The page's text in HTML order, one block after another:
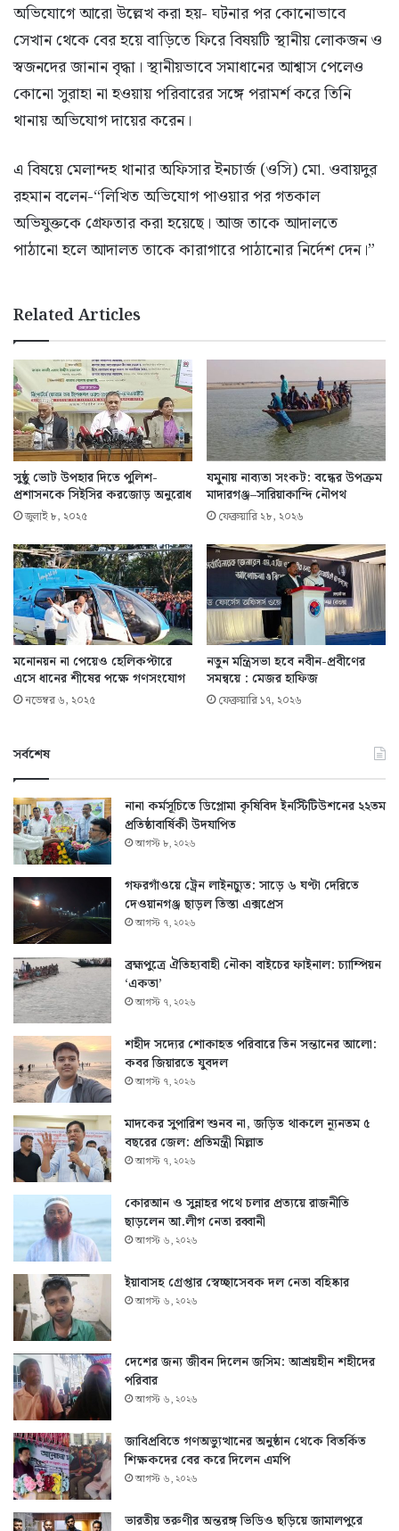
অভিযোগে আরো উল্লেখ করা হয়- ঘটনার পর কোনোভাবে
সেখান থেকে বের হয়ে বাড়িতে ফিরে বিষয়টি স্থানীয় লোকজন ও
স্বজনদের জানান বৃদ্ধা। স্থানীয়ভাবে সমাধানের আশ্বাস পেলেও
কোনো সুরাহা না হওয়ায় পরিবারের সঙ্গে পরামর্শ করে তিনি
থানায় অভিযোগ দায়ের করেন।
এ বিষয়ে মেলান্দহ থানার অফিসার ইনচার্জ (ওসি) মো. ওবায়দুর
রহমান বলেন-“লিখিত অভিযোগ পাওয়ার পর গতকাল
অভিযুক্তকে গ্রেফতার করা হয়েছে। আজ তাকে আদালতে
পাঠানো হলে আদালত তাকে কারাগারে পাঠানোর নির্দেশ দেন।”
Related Articles
সুষ্ঠু ভোট উপহার দিতে পুলিশ-
প্রশাসনকে সিইসির করজোড় অনুরোধ
জুলাই ৮, ২০২৫
যমুনায় নাব্যতা সংকট: বন্ধের উপক্রম
মাদারগঞ্জ–সারিয়াকান্দি নৌপথ
ফেব্রুয়ারি ২৮, ২০২৬
মনোনয়ন না পেয়েও হেলিকপ্টারে
এসে ধানের শীষের পক্ষে গণসংযোগ
নভেম্বর ৬, ২০২৫
নতুন মন্ত্রিসভা হবে নবীন-প্রবীণের
সমন্বয়ে : মেজর হাফিজ
ফেব্রুয়ারি ১৭, ২০২৬
সর্বশেষ
নানা কর্মসূচিতে ডিপ্লোমা কৃষিবিদ ইনস্টিটিউশনের ২২তম
প্রতিষ্ঠাবার্ষিকী উদযাপিত
আগস্ট ৮, ২০২৬
গফরগাঁওয়ে ট্রেন লাইনচ্যুত: সাড়ে ৬ ঘণ্টা দেরিতে
দেওয়ানগঞ্জ ছাড়ল তিস্তা এক্সপ্রেস
আগস্ট ৭, ২০২৬
ব্রহ্মপুত্রে ঐতিহ্যবাহী নৌকা বাইচের ফাইনাল: চ্যাম্পিয়ন
‘একতা’
আগস্ট ৭, ২০২৬
শহীদ সদ্যের শোকাহত পরিবারে তিন সন্তানের আলো:
কবর জিয়ারতে যুবদল
আগস্ট ৭, ২০২৬
মাদকের সুপারিশ শুনব না, জড়িত থাকলে ন্যূনতম ৫
বছরের জেল: প্রতিমন্ত্রী মিল্লাত
আগস্ট ৭, ২০২৬
কোরআন ও সুন্নাহর পথে চলার প্রত্যয়ে রাজনীতি
ছাড়লেন আ.লীগ নেতা রব্বানী
আগস্ট ৬, ২০২৬
ইয়াবাসহ গ্রেপ্তার স্বেচ্ছাসেবক দল নেতা বহিষ্কার
আগস্ট ৬, ২০২৬
দেশের জন্য জীবন দিলেন জসিম: আশ্রয়হীন শহীদের
পরিবার
আগস্ট ৬, ২০২৬
জাবিপ্রবিতে গণঅভ্যুত্থানের অনুষ্ঠান থেকে বিতর্কিত
শিক্ষকদের বের করে দিলেন এমপি
আগস্ট ৬, ২০২৬
ভারতীয় তরুণীর অন্তরঙ্গ ভিডিও ছড়িয়ে জামালপুরে